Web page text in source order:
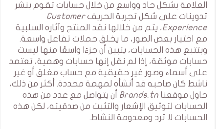
العلامة بشكل حاد وواسع من خلال حسابات تقوم بنشر
تدوينات على شكل تجربة الحريفCustomer
Experience، يتم من خلالها نقد المنتج وآثاره السلبية
مع اختيار بعض الصور، ما يخلق حملات تفاعل واسعة.
وبتتبع هذه الحسابات، يتبين أن جزءًا واسعًا منها ليست
حسابات موثقة، إذا لم نقل إنها حسابات وهمية، تعتمد
على أسماء وصور غير حقيقية مع حساب مغلق أو غير
ناشط كان صاحبه قد أنشأه لمهمة محددة. أكثر من ذلك،
حاول موقعنا Brands.tn أن يتواصل مع عدد من هذه
الحسابات لتوثيق الإشعار والتثبت من صدقيته، لكن هذه
الحسابات لا ترد ومعدومة النشاط.